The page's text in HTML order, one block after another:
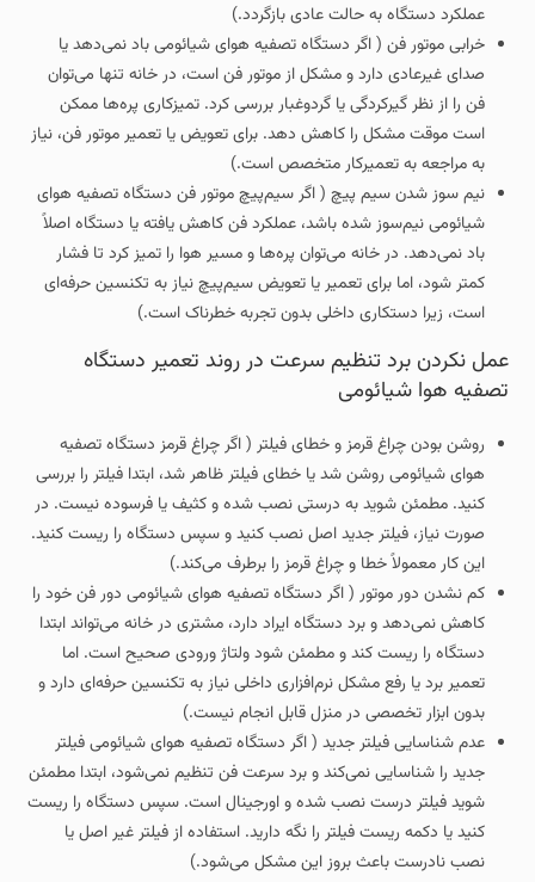
عملکرد دستگاه به حالت عادی بازگردد.)
خرابی موتور فن ( اگر دستگاه تصفیه هوای شیائومی باد نمی‌دهد یا
صدای غیرعادی دارد و مشکل از موتور فن است، در خانه تنها می‌توان
فن را از نظر گیرکردگی یا گردوغبار بررسی کرد. تمیزکاری پره‌ها ممکن
است موقت مشکل را کاهش دهد. برای تعویض یا تعمیر موتور فن، نیاز
به مراجعه به تعمیرکار متخصص است.)
نیم‌ سوز شدن سیم‌ پیچ ( اگر سیم‌پیچ موتور فن دستگاه تصفیه هوای
شیائومی نیم‌سوز شده باشد، عملکرد فن کاهش یافته یا دستگاه اصلاً
باد نمی‌دهد. در خانه می‌توان پره‌ها و مسیر هوا را تمیز کرد تا فشار
کمتر شود، اما برای تعمیر یا تعویض سیم‌پیچ نیاز به تکنسین حرفه‌ای
است، زیرا دستکاری داخلی بدون تجربه خطرناک است.)
عمل نکردن برد تنظیم سرعت در روند تعمیر دستگاه
تصفیه هوا شیائومی
روشن بودن چراغ قرمز و خطای فیلتر ( اگر چراغ قرمز دستگاه تصفیه
هوای شیائومی روشن شد یا خطای فیلتر ظاهر شد، ابتدا فیلتر را بررسی
کنید. مطمئن شوید به درستی نصب شده و کثیف یا فرسوده نیست. در
صورت نیاز، فیلتر جدید اصل نصب کنید و سپس دستگاه را ریست کنید.
این کار معمولاً خطا و چراغ قرمز را برطرف می‌کند.)
کم نشدن دور موتور ( اگر دستگاه تصفیه هوای شیائومی دور فن خود را
کاهش نمی‌دهد و برد دستگاه ایراد دارد، مشتری در خانه می‌تواند ابتدا
دستگاه را ریست کند و مطمئن شود ولتاژ ورودی صحیح است. اما
تعمیر برد یا رفع مشکل نرم‌افزاری داخلی نیاز به تکنسین حرفه‌ای دارد و
بدون ابزار تخصصی در منزل قابل انجام نیست.)
عدم شناسایی فیلتر جدید ( اگر دستگاه تصفیه هوای شیائومی فیلتر
جدید را شناسایی نمی‌کند و برد سرعت فن تنظیم نمی‌شود، ابتدا مطمئن
شوید فیلتر درست نصب شده و اورجینال است. سپس دستگاه را ریست
کنید یا دکمه ریست فیلتر را نگه دارید. استفاده از فیلتر غیر اصل یا
نصب نادرست باعث بروز این مشکل می‌شود.)